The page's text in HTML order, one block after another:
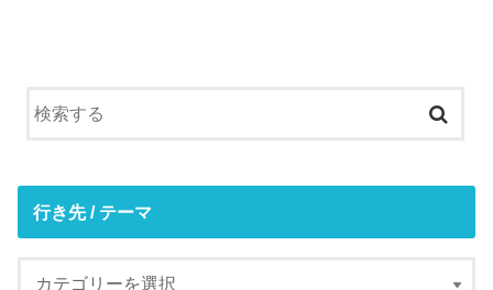
行き先 / テーマ